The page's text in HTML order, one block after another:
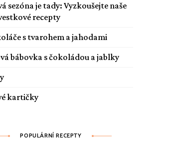
sezóna je tady: Vyzkoušejte naše
recepty
s tvarohem a jahodami
bábovka s čokoládou a jablky
kartičky
POPULÁRNÍ RECEPTY